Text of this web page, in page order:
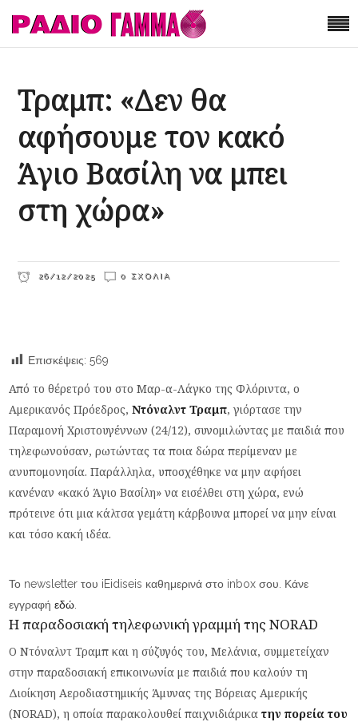
Τραμπ: «Δεν θα
αφήσουμε τον κακό
Άγιο Βασίλη να μπει
στη χώρα»
26/12/2025 0 ΣΧΌΛΙΑ
Επισκέψεις: 569
Από το θέρετρό του στο Μαρ-α-Λάγκο της Φλόριντα, ο
Αμερικανός Πρόεδρος,Ντόναλντ Τραμπ, γιόρτασε την
Παραμονή Χριστουγέννων (24/12), συνομιλώντας με παιδιά που
τηλεφωνούσαν, ρωτώντας τα ποια δώρα περίμεναν με
ανυπομονησία. Παράλληλα, υποσχέθηκε να μην αφήσει
κανέναν «κακό Άγιο Βασίλη» να εισέλθει στη χώρα, ενώ
πρότεινε ότι μια κάλτσα γεμάτη κάρβουνα μπορεί να μην είναι
και τόσο κακή ιδέα.
Το newsletter του iEidiseis καθημερινά στο inbox σου. Κάνε
εγγραφήεδώ
Η παραδοσιακή τηλεφωνική γραμμή της NORAD
Ο Ντόναλντ Τραμπ και η σύζυγός του, Μελάνια, συμμετείχαν
στην παραδοσιακή επικοινωνία με παιδιά που καλούν τη
Διοίκηση Αεροδιαστημικής Άμυνας της Βόρειας Αμερικής
(NORAD), η οποία παρακολουθεί παιχνιδιάρικατην πορεία του